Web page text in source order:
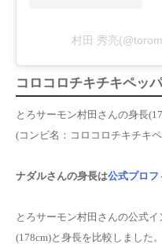
村田 秀亮
コロコロチキチキペッ
とろサーモン村田さんの身長
(コンビ名：コロコロチキチキ
ナダルさんの身長は公式プロフ
とろサーモン村田さんの公式
(178cm)と身長を比較しました